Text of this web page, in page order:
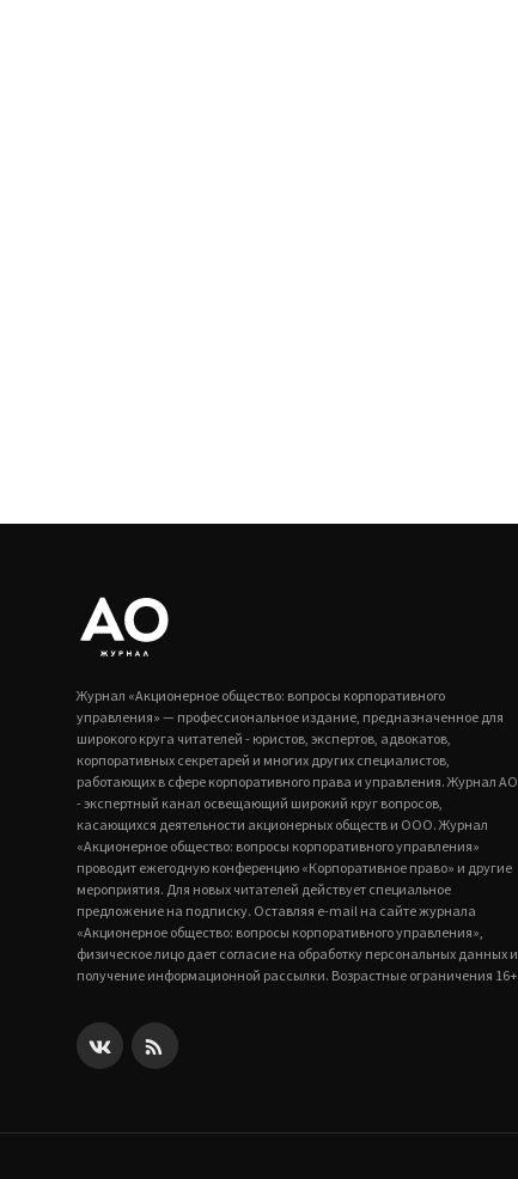
Журнал «Акционерное общество: вопросы корпоративного
управления» — профессиональное издание, предназначенное для
широкого круга читателей - юристов, экспертов, адвокатов,
корпоративных секретарей и многих других специалистов,
работающих в сфере корпоративного права и управления. Журнал АО
- экспертный канал освещающий широкий круг вопросов,
касающихся деятельности акционерных обществ и ООО. Журнал
«Акционерное общество: вопросы корпоративного управления»
проводит ежегодную конференцию «Корпоративное право» и другие
мероприятия. Для новых читателей действует специальное
предложение на подписку. Оставляя e-mail на сайте журнала
«Акционерное общество: вопросы корпоративного управления»,
физическое лицо дает согласие на обработку персональных данных и
получение информационной рассылки. Возрастные ограничения 16+